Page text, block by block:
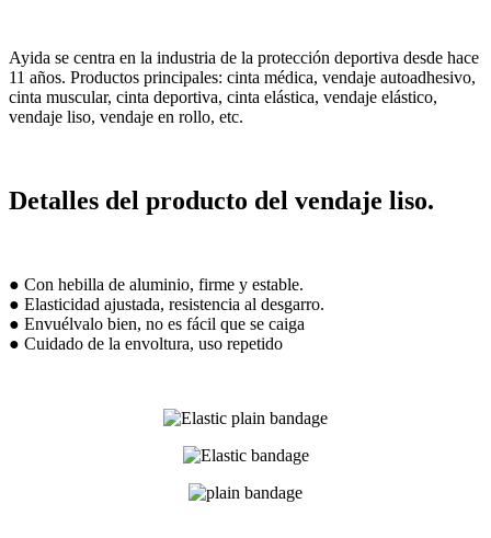
Ayida se centra en la industria de la protección deportiva desde hace
11 años. Productos principales: cinta médica, vendaje autoadhesivo,
cinta muscular, cinta deportiva, cinta elástica, vendaje elástico,
vendaje liso, vendaje en rollo, etc.
Detalles del producto del vendaje liso.
● Con hebilla de aluminio, firme y estable.
● Elasticidad ajustada, resistencia al desgarro.
● Envuélvalo bien, no es fácil que se caiga
● Cuidado de la envoltura, uso repetido